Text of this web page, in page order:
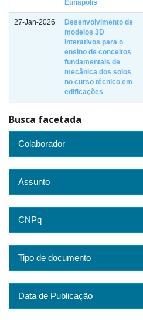
Eunápolis
27-Jan-2026
Desenvolvimento de
modelos 3D
interativos para o
ensino de conceitos
fundamentais de
mecânica dos solos
no curso técnico em
edificações
Busca facetada
Colaborador
Assunto
CNPq
Tipo de documento
Data de Publicação